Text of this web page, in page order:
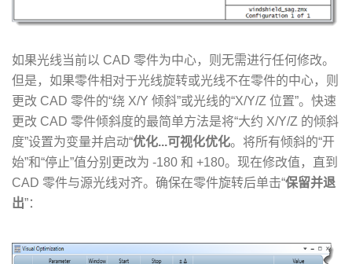
如果光线当前以 CAD 零件为中心，则无需进行任何修改。
但是，如果零件相对于光线旋转或光线不在零件的中心，则
更改 CAD 零件的“绕 X/Y 倾斜”或光线的“X/Y/Z 位置”。快速
更改 CAD 零件倾斜度的最简单方法是将“大约 X/Y/Z 的倾斜
度”设置为变量并启动“优化...可视化优化。将所有倾斜的“开
始”和“停止”值分别更改为 -180 和 +180。现在修改值，直到
CAD 零件与源光线对齐。确保在零件旋转后单击“保留并退
出”：